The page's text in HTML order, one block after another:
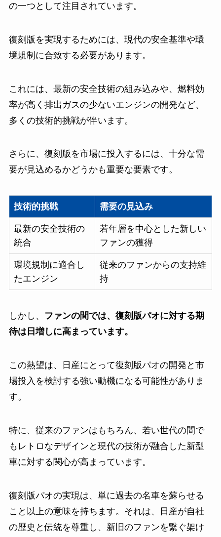
の一つとして注目されています。
復刻版を実現するためには、現代の安全基準や環
境規制に合致する必要があります。
これには、最新の安全技術の組み込みや、燃料効
率が高く排出ガスの少ないエンジンの開発など、
多くの技術的挑戦が伴います。
さらに、復刻版を市場に投入するには、十分な需
要が見込めるかどうかも重要な要素です。
技術的挑戦 需要の見込み
最新の安全技術の
統合
若年層を中心とした新しい
ファンの獲得
環境規制に適合し
たエンジン
従来のファンからの支持維
持
しかし、
ファンの間では、復刻版パオに対する期
待は日増しに高まっています。
この熱望は、日産にとって復刻版パオの開発と市
場投入を検討する強い動機になる可能性がありま
す。
特に、従来のファンはもちろん、若い世代の間で
もレトロなデザインと現代の技術が融合した新型
車に対する関心が高まっています。
復刻版パオの実現は、単に過去の名車を蘇らせる
こと以上の意味を持ちます。それは、日産が自社
の歴史と伝統を尊重し、新旧のファンを繋ぐ架け